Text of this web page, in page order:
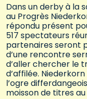
Dans un derby à la
au Progrès
répondu présent
517 spectateurs
partenaires seront
d’une rencontre
d’aller chercher le
d’affilée.
l’ogre
moisson de titres